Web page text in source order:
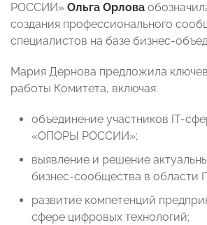
РОССИИ» Ольга Орлова
создания профессионального
специалистов на базе бизнес-
Мария Дернова предложила
работы Комитета, включая:
объединение участников IT-
«ОПОРЫ РОССИИ»;
выявление и решение
бизнес-сообщества в области
развитие компетенций
сфере цифровых технологий;